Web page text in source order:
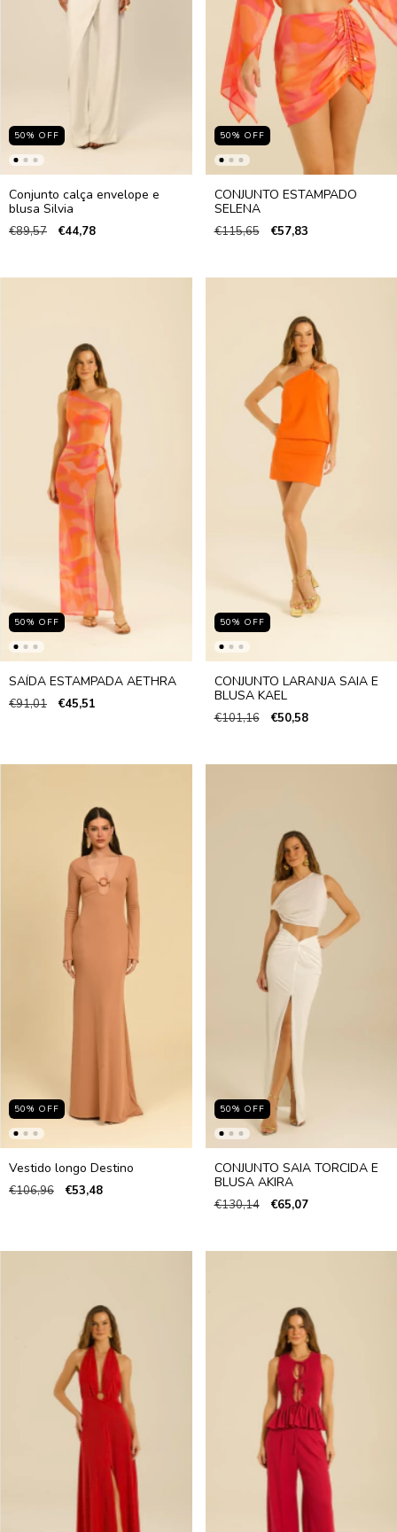
50% OFF
Conjunto calça envelope e
blusa Silvia
€89,57 €44,78
50% OFF
CONJUNTO ESTAMPADO
SELENA
€115,65 €57,83
50% OFF
SAÍDA ESTAMPADA AETHRA
€91,01 €45,51
50% OFF
CONJUNTO LARANJA SAIA E
BLUSA KAEL
€101,16 €50,58
50% OFF
Vestido longo Destino
€106,96 €53,48
50% OFF
CONJUNTO SAIA TORCIDA E
BLUSA AKIRA
€130,14 €65,07